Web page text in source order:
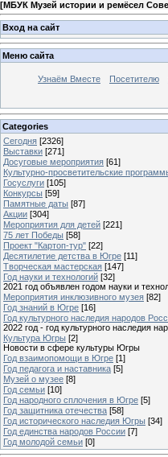
[МБУК Музей истории и ремёсел
Вход на сайт
Меню сайта
Узнаём Вместе Посетителю
Categories
Сегодня [2326]
Выставки [271]
Досуговые мероприятия [61]
Культурно-просветительские
Госуслуги [105]
Конкурсы [59]
Памятные даты [87]
Акции [304]
Мероприятия для детей [221]
75 лет Победы [58]
Проект "Картоп-тур" [22]
Десятилетие детства в Югре [11]
Творческая мастерская [147]
Год науки и технологий [32]
2021 год объявлен годом науки и
Мероприятия инклюзивного музея [82]
Год знаний в Югре [16]
Год культурного наследия народов
2022 год - год культурного наследия
Культура Югры [2]
Новости в сфере культуры Югры
Год взаимопомощи в Югре [1]
Год педагога и наставника [5]
Музей о музее [8]
Год семьи [10]
Год народного сплочения в Югре [5]
Год защитника отечества [58]
Год исторического наследия Югры [34]
Год единства народов России [7]
Год молодой семьи [0]